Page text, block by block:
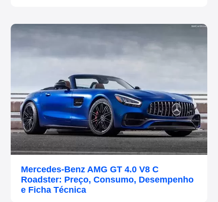
Mercedes-Benz AMG GT 4.0 V8 C
Roadster: Preço, Consumo, Desempenho
e Ficha Técnica